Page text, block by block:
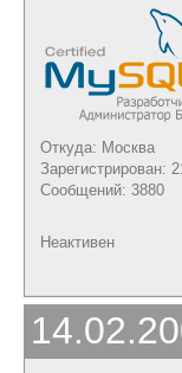
Откуда: Москва
Зарегистрирован:
Сообщений: 3880
Неактивен